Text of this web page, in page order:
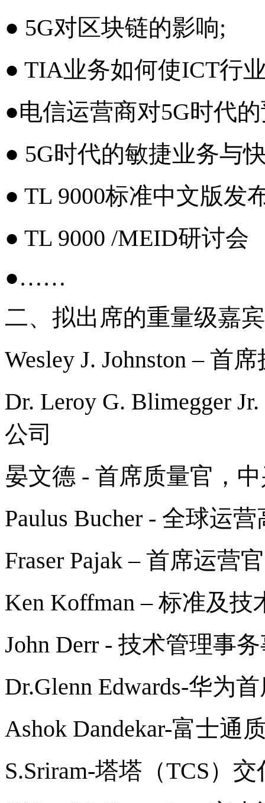
● 5G对区块链的影响;
● TIA业务如何使ICT行
●电信运营商对5G时代
● 5G时代的敏捷业务与
● TL 9000标准中文版发
● TL 9000 /MEID研讨会
●……
二、拟出席的重量级嘉
Wesley J. Johnston – 首
Dr. Leroy G. Blimegger
公司
晏文德 - 首席质量官，
Paulus Bucher - 全球运
Fraser Pajak – 首席运营
Ken Koffman – 标准及
John Derr - 技术管理事
Dr.Glenn Edwards-华为
Ashok Dandekar-富士通
S.Sriram-塔塔（TCS）